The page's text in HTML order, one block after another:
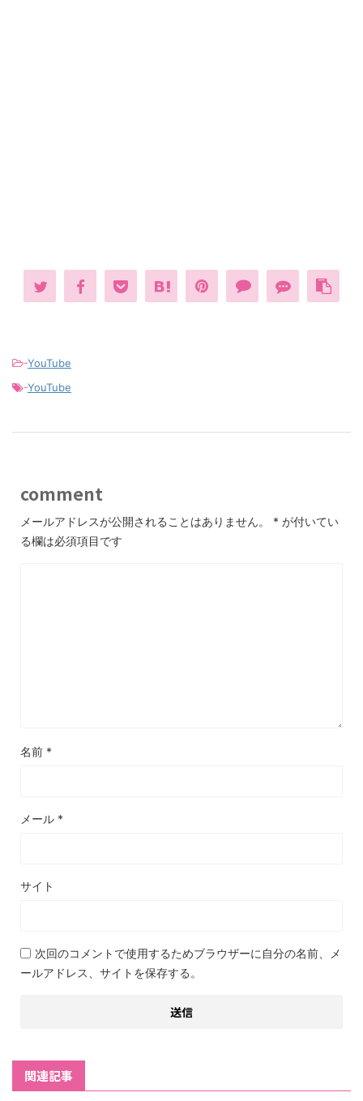
-YouTube
-YouTube
comment
メールアドレスが公開されることはありません。 * が付いてい
る欄は必須項目です
名前 *
メール *
サイト
次回のコメントで使用するためブラウザーに自分の名前、メ
ールアドレス、サイトを保存する。
関連記事